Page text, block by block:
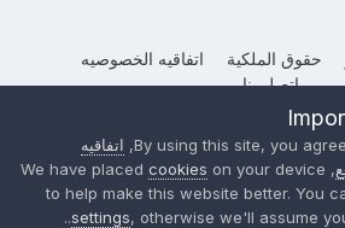
حقوق الملكية
اتفاقيه الخصوصيه
إتصل بنا
Powered by Invision
By using this site, you
, اتفاقيه
, We have placed
cookies on your device
to help make this website better. You
settings , otherwise we'll assume